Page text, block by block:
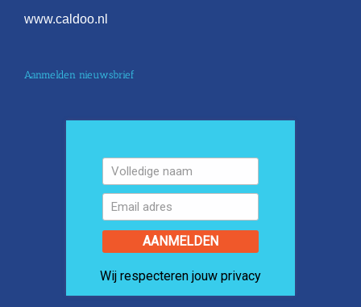
www.caldoo.nl
Aanmelden nieuwsbrief
AANMELDEN
Wij respecteren jouw privacy